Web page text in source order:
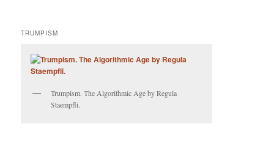
TRUMPISM
Trumpism. The Algorithmic Age by Regula
Staempfli.